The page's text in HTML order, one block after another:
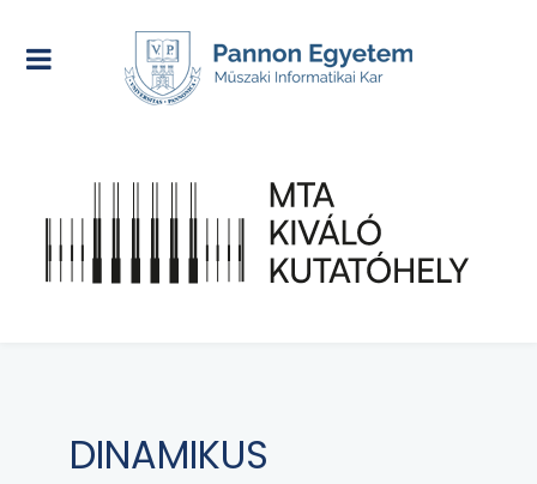
DINAMIKUS